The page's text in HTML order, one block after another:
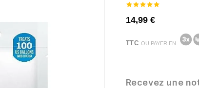
14,99 €
TTCOU PAYER EN
Recevez une